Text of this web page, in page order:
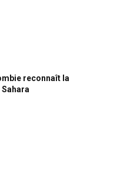
reconnaît la